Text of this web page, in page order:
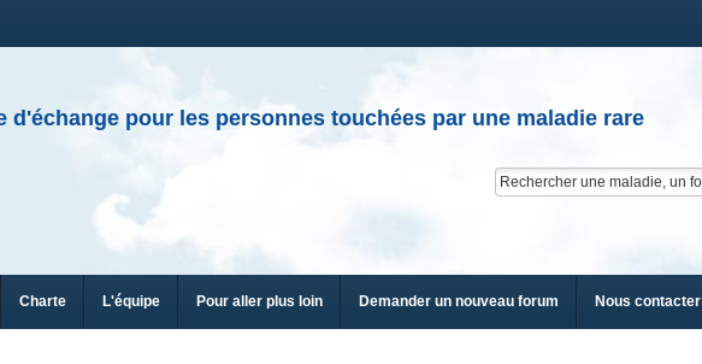
d'échange pour les personnes touchées par une maladie rare
Charte L'équipe Pour aller plus loin Demander un nouveau forum Nous contacter